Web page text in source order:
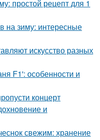
простой рецепт для 1
на зиму: интересные
искусство разных
F1': особенности и
концерт
и
свежим: хранение